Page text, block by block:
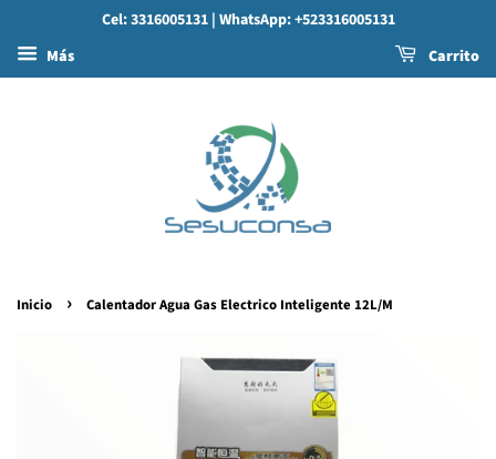
Cel: 3316005131 | WhatsApp: +523316005131
Más
Carrito
Inicio › Calentador Agua Gas Electrico Inteligente 12L/M